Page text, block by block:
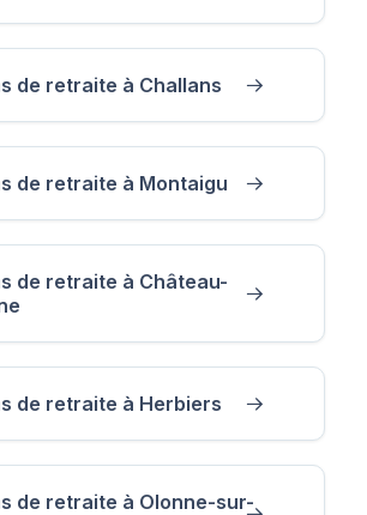
de retraite à Challans
de retraite à Montaigu
de retraite à Château-
de retraite à Herbiers
de retraite à Olonne-sur-